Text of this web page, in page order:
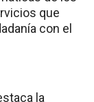
que
con el
la